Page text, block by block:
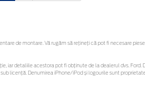
de montare. Vă rugăm să rețineți că pot fi necesare
iar detaliile acestora pot fi obținute de la dealerul dvs.
licență. Denumirea iPhone/iPod și logourile sunt